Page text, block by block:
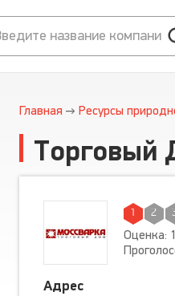
Главная Ресурсы
1 2
Оценка:
Адрес